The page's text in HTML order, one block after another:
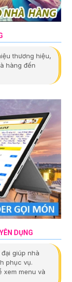
thương hiệu,
hàng đến
DỤNG
giúp nhà
phục vụ.
xem menu và